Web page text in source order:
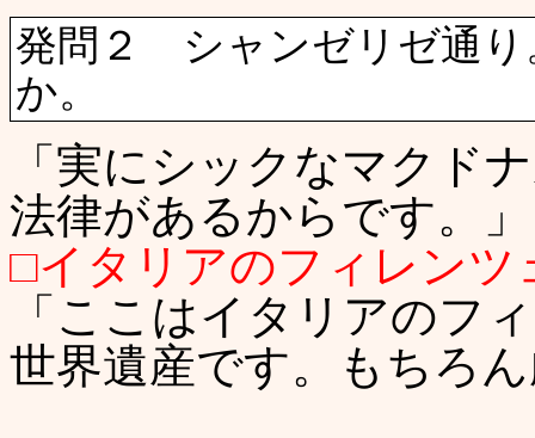
発問２ シャンゼリゼ通り
か。
「実にシックなマクド
法律があるからです。」
□イタリアのフィレンツ
「ここはイタリアのフ
世界遺産です。もちろ